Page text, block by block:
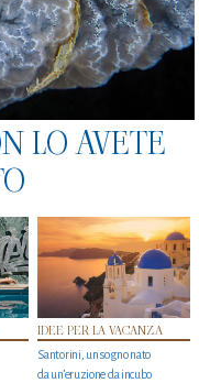
LO AVETE
IDEE PER LA VACANZA
Santorini, un sogno nato
da un’eruzione da incubo